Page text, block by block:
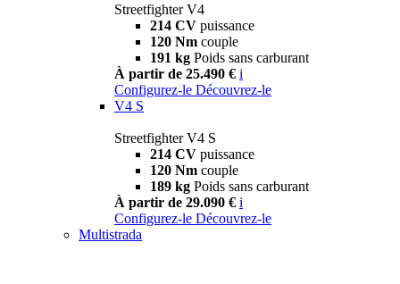
Streetfighter V4
214 CV puissance
120 Nm couple
191 kg Poids sans carburant
À partir de 25.490 € i
Configurez-le Découvrez-le
V4 S
Streetfighter V4 S
214 CV puissance
120 Nm couple
189 kg Poids sans carburant
À partir de 29.090 € i
Configurez-le Découvrez-le
Multistrada